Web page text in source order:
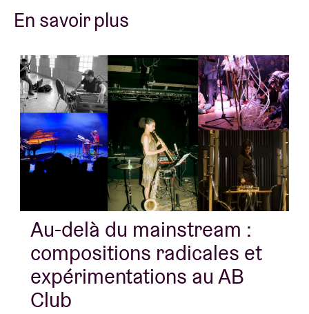
En savoir plus
Au-delà du mainstream :
compositions radicales et
expérimentations au AB
Club